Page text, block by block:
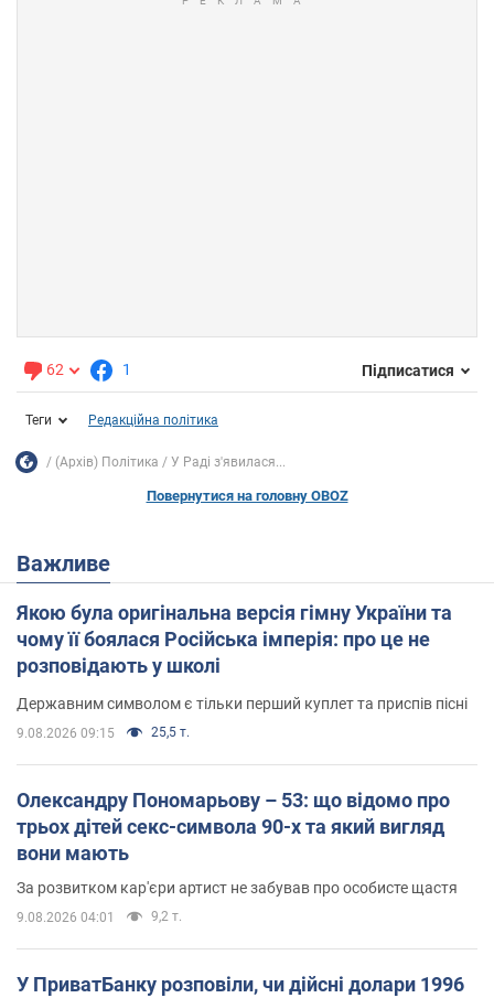
62 1 Підписатися
Теги Редакційна політика
(Архів) Політика У Раді з'явилася...
Повернутися на головну OBOZ
Важливе
Якою була оригінальна версія гімну України та
чому її боялася Російська імперія: про це не
розповідають у школі
Державним символом є тільки перший куплет та приспів пісні
9.08.2026 09:15 25,5 т.
Олександру Пономарьову – 53: що відомо про
трьох дітей секс-символа 90-х та який вигляд
вони мають
За розвитком кар'єри артист не забував про особисте щастя
9.08.2026 04:01 9,2 т.
У ПриватБанку розповіли, чи дійсні долари 1996